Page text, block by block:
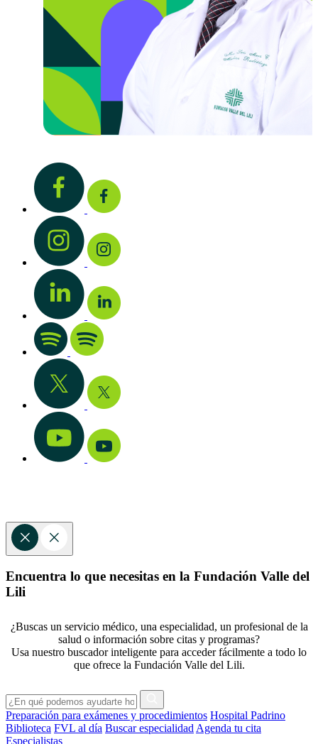
Encuentra lo que necesitas en la Fundación Valle del
Lili
¿Buscas un servicio médico, una especialidad, un profesional de la
salud o información sobre citas y programas?
Usa nuestro buscador inteligente para acceder fácilmente a todo lo
que ofrece la Fundación Valle del Lili.
Preparación para exámenes y procedimientos Hospital Padrino
Biblioteca FVL al día Buscar especialidad Agenda tu cita
Especialistas